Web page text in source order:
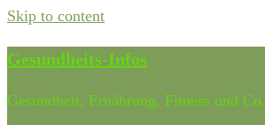
Skip to content
Gesundheits-Infos
Gesundheit, Ernährung, Fitness und Co.